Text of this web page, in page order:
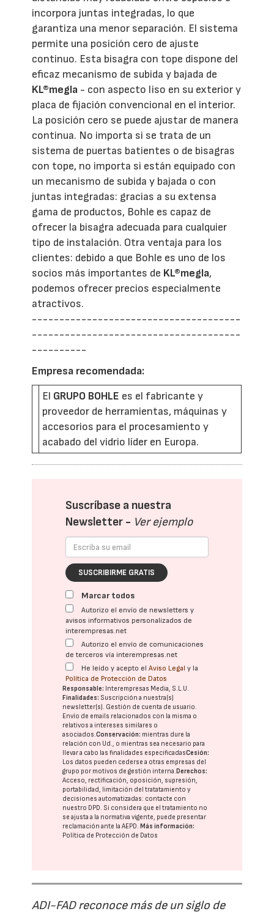
incorpora juntas integradas, lo que
garantiza una menor separación. El sistema
permite una posición cero de ajuste
continuo. Esta bisagra con tope dispone del
eficaz mecanismo de subida y bajada de
KL®megla - con aspecto liso en su exterior y
placa de fijación convencional en el interior.
La posición cero se puede ajustar de manera
continua. No importa si se trata de un
sistema de puertas batientes o de bisagras
con tope, no importa si están equipado con
un mecanismo de subida y bajada o con
juntas integradas: gracias a su extensa
gama de productos, Bohle es capaz de
ofrecer la bisagra adecuada para cualquier
tipo de instalación. Otra ventaja para los
clientes: debido a que Bohle es uno de los
socios más importantes de KL®megla,
podemos ofrecer precios especialmente
atractivos.
--------------------------------------
--------------------------------------
----------
Empresa recomendada:
El GRUPO BOHLE es el fabricante y
proveedor de herramientas, máquinas y
accesorios para el procesamiento y
acabado del vidrio líder en Europa.
Suscríbase a nuestra
Newsletter - Ver ejemplo
SUSCRIBIRME GRATIS
Marcar todos
Autorizo el envío de newsletters y
avisos informativos personalizados de
interempresas.net
Autorizo el envío de comunicaciones
de terceros vía interempresas.net
He leído y acepto elAviso Legal y la
Política de Protección de Datos
Responsable: Interempresas Media, S.L.U.
Finalidades: Suscripción a nuestra(s)
newsletter(s). Gestión de cuenta de usuario.
Envío de emails relacionados con la misma o
relativos a intereses similares o
asociados.Conservación: mientras dure la
relación con Ud., o mientras sea necesario para
llevar a cabo las finalidades especificadasCesión:
Los datos pueden cederse a otras empresas del
grupo por motivos de gestión interna. Derechos:
Acceso, rectificación, oposición, supresión,
portabilidad, limitación del tratatamiento y
decisiones automatizadas: contacte con
nuestro DPD. Si considera que el tratamiento no
se ajusta a la normativa vigente, puede presentar
reclamación ante laAEPD. Más información:
Política de Protección de Datos
ADI-FAD reconoce más de un siglo de